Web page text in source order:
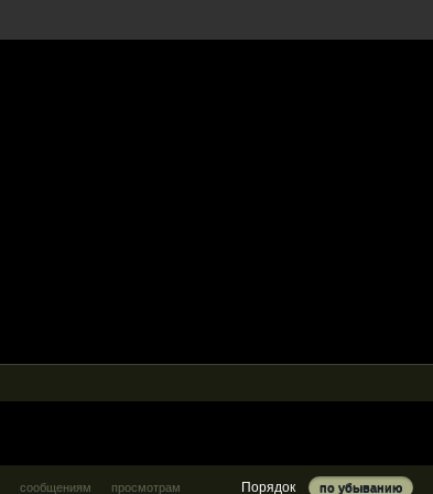
сообщениям просмотрам Порядок по убыванию